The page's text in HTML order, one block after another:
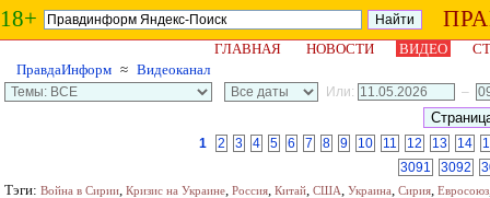
18+
ГЛАВНАЯ НОВОСТИ ВИДЕО
ПравдаИнформ ≈ Видеоканал
Или: –
1 2 3 4 5 6 7 8 9 10 11 12 13 14
3091
3092
Тэги: Война в Сирии, Кризис на Украине, Россия, Китай, США, Украина, Сирия, Евросоюз